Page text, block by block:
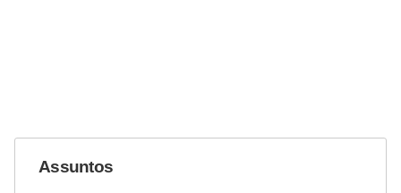
Assuntos
a